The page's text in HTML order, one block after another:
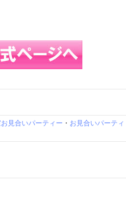
見合いパーティー ・ お見合いパーティ